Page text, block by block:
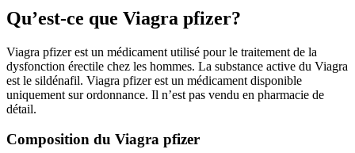
Qu’est-ce que Viagra pfizer?
Viagra pfizer est un médicament utilisé pour le traitement de la
dysfonction érectile chez les hommes. La substance active du Viagra
est le sildénafil. Viagra pfizer est un médicament disponible
uniquement sur ordonnance. Il n’est pas vendu en pharmacie de
détail.
Composition du Viagra pfizer